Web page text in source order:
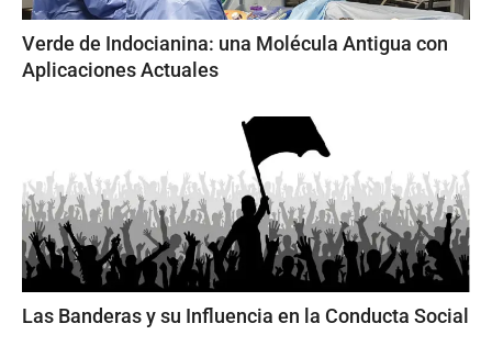
Verde de Indocianina: una Molécula Antigua con
Aplicaciones Actuales
Las Banderas y su Influencia en la Conducta Social